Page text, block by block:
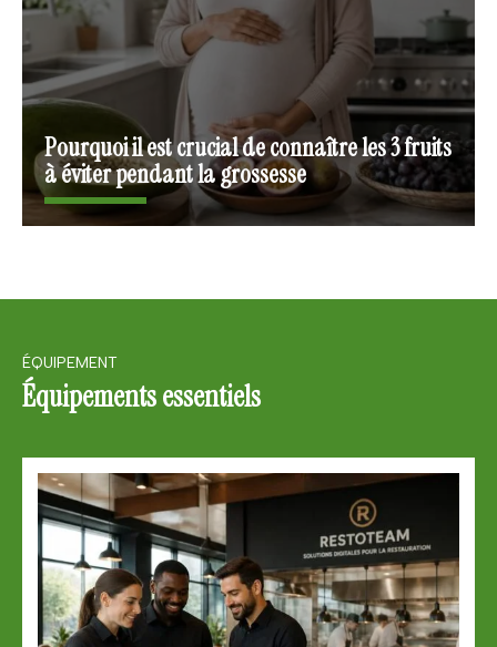
Pourquoi il est crucial de connaître les 3 fruits
à éviter pendant la grossesse
ÉQUIPEMENT
Équipements essentiels